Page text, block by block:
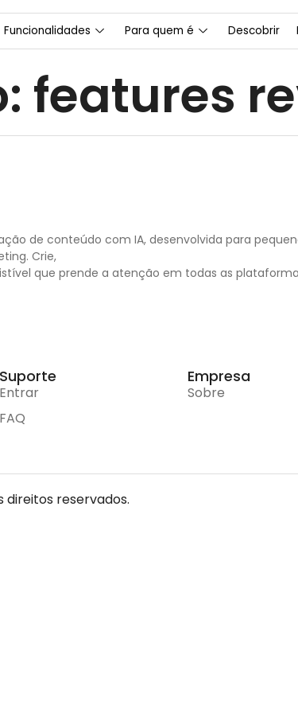
Funcionalidades Para quem é Descobrir
features
de conteúdo com IA, desenvolvida para
Crie,
que prende a atenção em todas as
Suporte
Entrar
FAQ
Empresa
Sobre
direitos reservados.